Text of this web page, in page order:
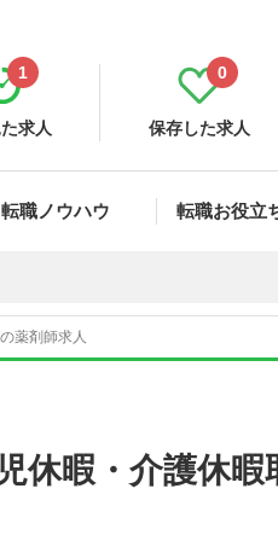
求人
1
保存した求人
0
転職ノウハウ 転職お役立
薬剤師求人
休暇・介護休暇